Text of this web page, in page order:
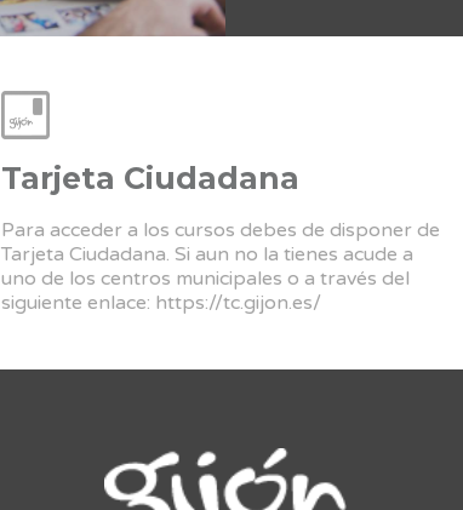
Tarjeta Ciudadana
Para acceder a los cursos debes de disponer de
Tarjeta Ciudadana. Si aun no la tienes acude a
uno de los centros municipales o a través del
siguiente enlace: https://tc.gijon.es/